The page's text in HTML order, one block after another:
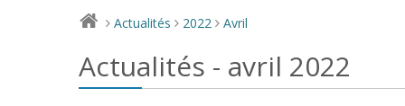
> Actualités > 2022 > Avril
Actualités - avril 2022